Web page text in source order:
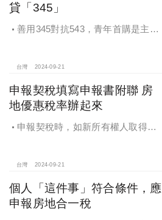
貸「345」
善用345對抗543，青年首購是主
市場回歸正軌，投資客無利可圖，是
政府部門應該有的配套。
台灣 2024-09-21
申報契稅填寫申報書附聯 房
地優惠稅率辦起來
申報契稅時，如新所有權人取得房
房屋稅及地價稅優惠稅率之申請。
台灣 2024-09-21
個人「這件事」符合條件，應
申報房地合一稅